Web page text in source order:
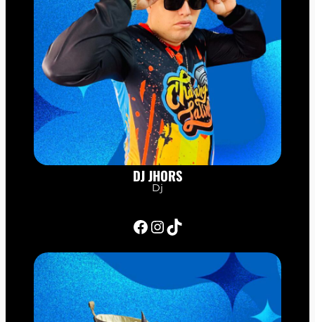
DJ JHORS
Dj
Facebook InstagramTikTok